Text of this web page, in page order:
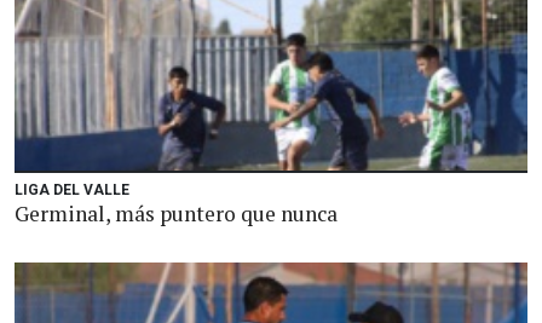
LIGA DEL VALLE
Germinal, más puntero que nunca